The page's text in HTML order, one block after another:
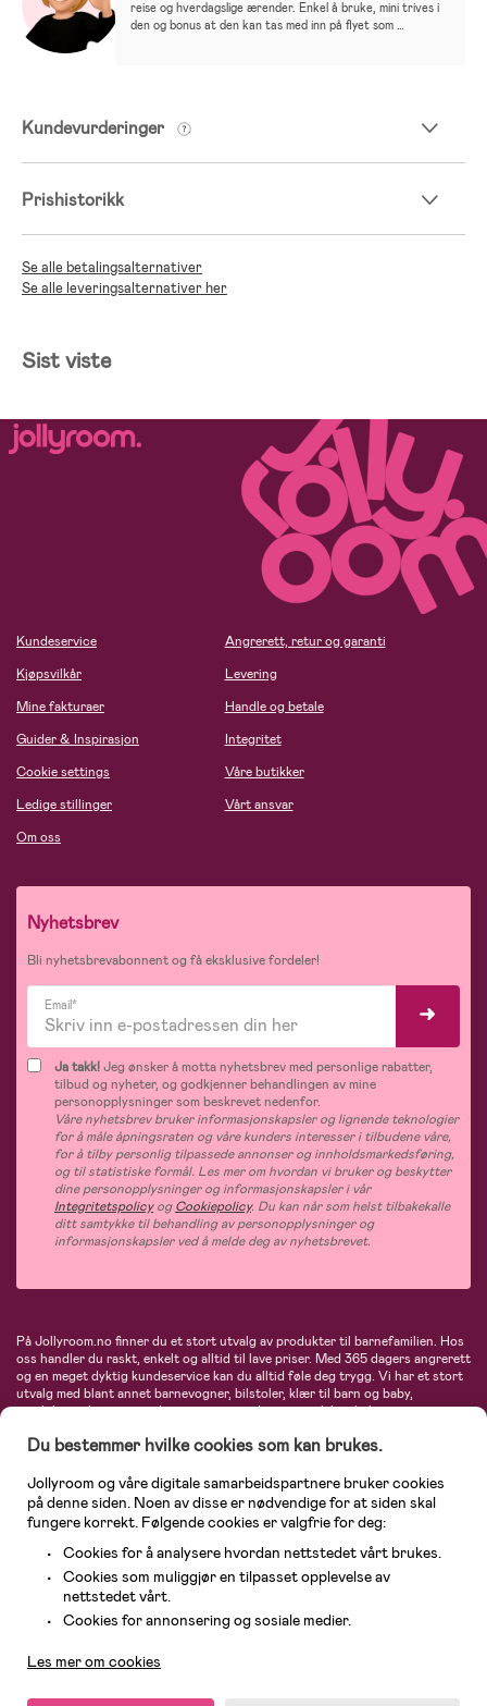
reise og hverdagslige ærender. Enkel å bruke, mini trives i
den og bonus at den kan tas med inn på flyet som
Kundevurderinger
Prishistorikk
Se alle betalingsalternativer
Se alle leveringsalternativer her
Sist viste
Kundeservice
Kjøpsvilkår
Mine fakturaer
Guider & Inspirasjon
Cookie settings
Ledige stillinger
Om oss
Angrerett, retur og garanti
Levering
Handle og betale
Integritet
Våre butikker
Vårt ansvar
Nyhetsbrev
Bli nyhetsbrevabonnent og få eksklusive fordeler!
Email*
Ja takk!Jeg ønsker å motta nyhetsbrev med personlige rabatter,
tilbud og nyheter, og godkjenner behandlingen av mine
personopplysninger som beskrevet nedenfor.
Våre nyhetsbrev bruker informasjonskapsler og lignende teknologier
for å måle åpningsraten og våre kunders interesser i tilbudene våre,
for å tilby personlig tilpassede annonser og innholdsmarkedsføring,
og til statistiske formål. Les mer om hvordan vi bruker og beskytter
dine personopplysninger og informasjonskapsler i vår
IntegritetspolicyogCookiepolicy. Du kan når som helst tilbakekalle
ditt samtykke til behandling av personopplysninger og
informasjonskapsler ved å melde deg av nyhetsbrevet.
På Jollyroom.no finner du et stort utvalg av produkter til barnefamilien. Hos
oss handler du raskt, enkelt og alltid til lave priser. Med 365 dagers angrerett
og en meget dyktig kundeservice kan du alltid føle deg trygg. Vi har et stort
utvalg med blant annet barnevogner, bilstoler, klær til barn og baby,
produkter til mor, mengder av inspirerende interiør, leker, babyustyr og mye
Maxi-Cosi, Baby Jogger, BabyBjörn, Didriksons, KidKraft, Ergobaby, Philips
største nettbutikk for barn og baby!
Du bestemmer hvilke cookies som kan brukes.
Jollyroom og våre digitale samarbeidspartnere bruker cookies
på denne siden. Noen av disse er nødvendige for at siden skal
fungere korrekt. Følgende cookies er valgfrie for deg:
Cookies for å analysere hvordan nettstedet vårt brukes.
Cookies som muliggjør en tilpasset opplevelse av
nettstedet vårt.
Cookies for annonsering og sosiale medier.
Les mer om cookies